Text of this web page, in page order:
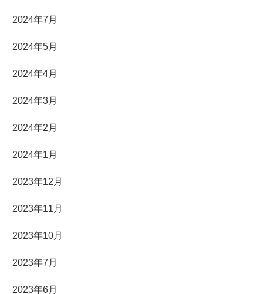
2024年7月
2024年5月
2024年4月
2024年3月
2024年2月
2024年1月
2023年12月
2023年11月
2023年10月
2023年7月
2023年6月